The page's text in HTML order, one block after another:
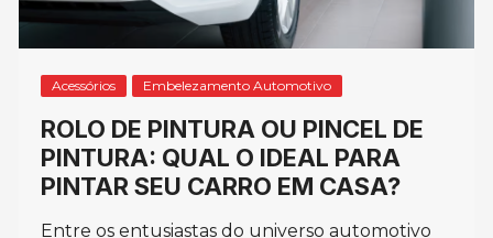
Acessórios Embelezamento Automotivo
ROLO DE PINTURA OU PINCEL DE
PINTURA: QUAL O IDEAL PARA
PINTAR SEU CARRO EM CASA?
Entre os entusiastas do universo automotivo